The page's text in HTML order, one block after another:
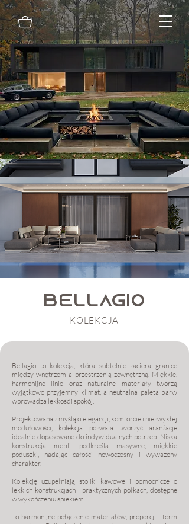
BELLAGIO
KOLEKCJA
Bellagio to kolekcja, która subtelnie zaciera granice
między wnętrzem a przestrzenią zewnętrzną. Miękkie,
harmonijne linie oraz naturalne materiały tworzą
wyjątkowo przyjemny klimat, a neutralna paleta barw
wprowadza lekkość i spokój.
Projektowana z myślą o elegancji, komforcie i niezwykłej
modułowości, kolekcja pozwala tworzyć aranżacje
idealnie dopasowane do indywidualnych potrzeb. Niska
konstrukcja mebli podkreśla masywne, miękkie
poduszki, nadając całości nowoczesny i wyważony
charakter.
Kolekcję uzupełniają stoliki kawowe i pomocnicze o
lekkich konstrukcjach i praktycznych półkach, dostępne
w wykończeniu spiekiem.
To harmonijne połączenie materiałów, proporcji i form